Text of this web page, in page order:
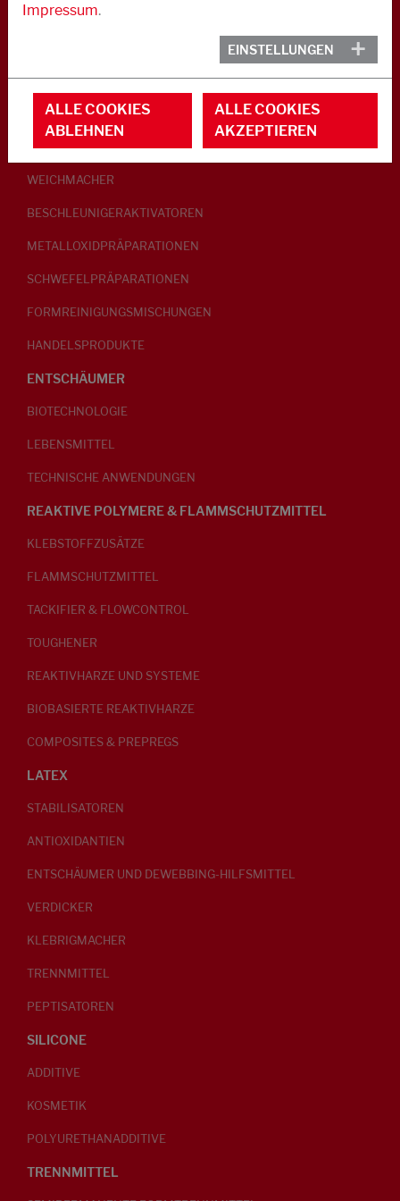
GLEITMITTEL
PEPTISATOREN
KLEBRIGMACHER / HOMOGENISATOREN
WEICHMACHER
BESCHLEUNIGERAKTIVATOREN
METALLOXIDPRÄPARATIONEN
SCHWEFELPRÄPARATIONEN
FORMREINIGUNGSMISCHUNGEN
HANDELSPRODUKTE
ENTSCHÄUMER
BIOTECHNOLOGIE
LEBENSMITTEL
TECHNISCHE ANWENDUNGEN
REAKTIVE POLYMERE & FLAMMSCHUTZMITTEL
KLEBSTOFFZUSÄTZE
FLAMMSCHUTZMITTEL
TACKIFIER & FLOWCONTROL
TOUGHENER
REAKTIVHARZE UND SYSTEME
BIOBASIERTE REAKTIVHARZE
COMPOSITES & PREPREGS
LATEX
STABILISATOREN
ANTIOXIDANTIEN
ENTSCHÄUMER UND DEWEBBING-HILFSMITTEL
VERDICKER
KLEBRIGMACHER
TRENNMITTEL
PEPTISATOREN
SILICONE
ADDITIVE
KOSMETIK
POLYURETHANADDITIVE
TRENNMITTEL
Impressum.
EINSTELLUNGEN
ALLE COOKIES
ABLEHNEN
ALLE COOKIES
AKZEPTIEREN